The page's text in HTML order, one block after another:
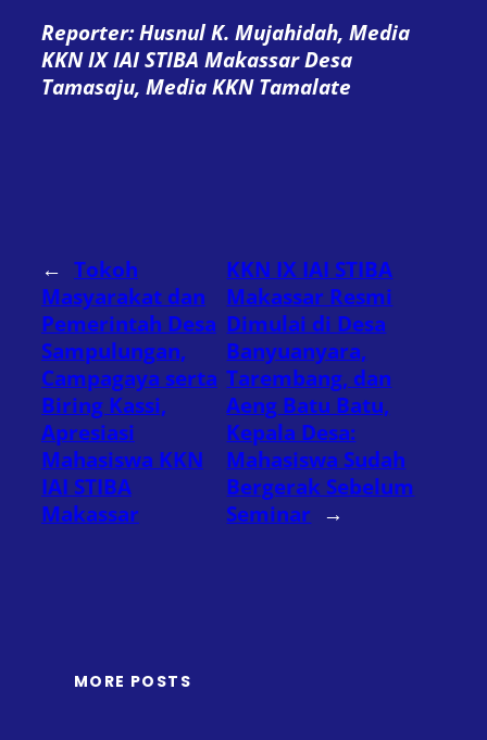
Reporter: Husnul K. Mujahidah, Media
KKN IX IAI STIBA Makassar Desa
Tamasaju, Media KKN Tamalate
← Tokoh
Masyarakat dan
Pemerintah Desa
Sampulungan,
Campagaya serta
Biring Kassi,
Apresiasi
Mahasiswa KKN
IAI STIBA
Makassar
KKN IX IAI STIBA
Makassar Resmi
Dimulai di Desa
Banyuanyara,
Tarembang, dan
Aeng Batu Batu,
Kepala Desa:
Mahasiswa Sudah
Bergerak Sebelum
Seminar →
MORE POSTS